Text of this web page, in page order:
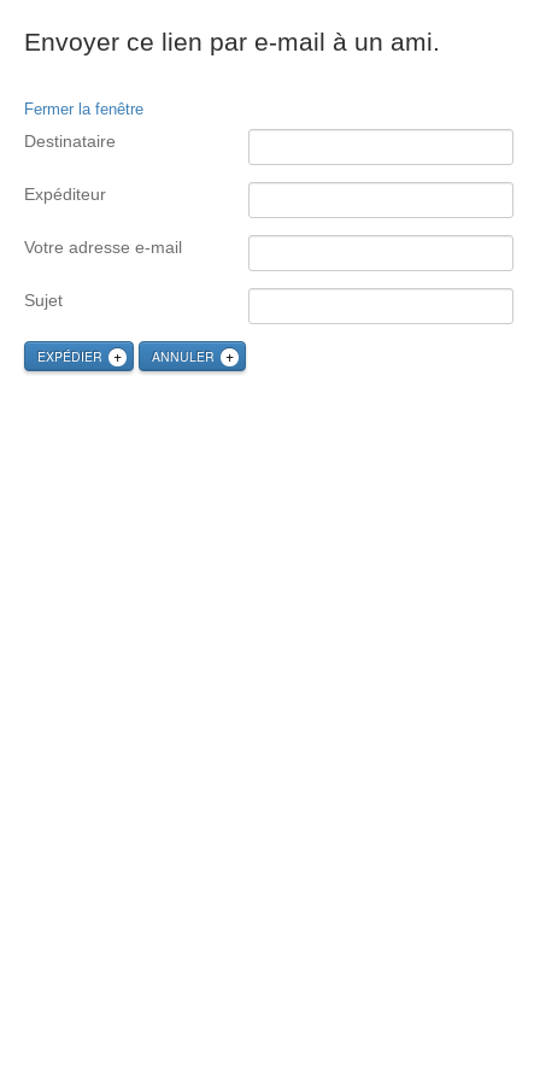
Envoyer ce lien par e-mail à un ami.
Fermer la fenêtre
Destinataire
Expéditeur
Votre adresse e-mail
Sujet
EXPÉDIER ANNULER